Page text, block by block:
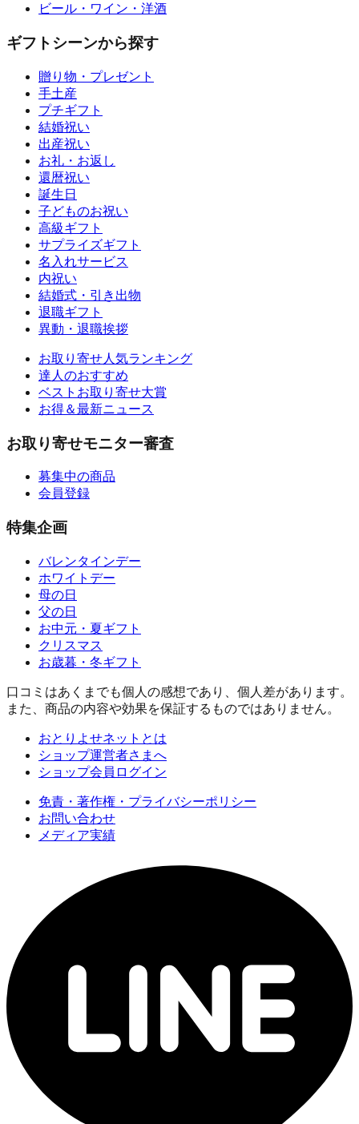
ビール・ワイン・洋酒
ギフトシーンから探す
贈り物・プレゼント
手土産
プチギフト
結婚祝い
出産祝い
お礼・お返し
還暦祝い
誕生日
子どものお祝い
高級ギフト
サプライズギフト
名入れサービス
内祝い
結婚式・引き出物
退職ギフト
異動・退職挨拶
お取り寄せ人気ランキング
達人のおすすめ
ベストお取り寄せ大賞
お得＆最新ニュース
お取り寄せモニター審査
募集中の商品
会員登録
特集企画
バレンタインデー
ホワイトデー
母の日
父の日
お中元・夏ギフト
クリスマス
お歳暮・冬ギフト
口コミはあくまでも個人の感想であり、個人差があります。
また、商品の内容や効果を保証するものではありません。
おとりよせネットとは
ショップ運営者さまへ
ショップ会員ログイン
免責・著作権・プライバシーポリシー
お問い合わせ
メディア実績